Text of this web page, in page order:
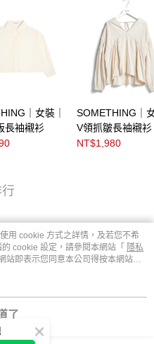
｜女裝｜
長袖襯衫
SOMETHING｜
V領抓皺長袖襯衫
NT$1,980
用 cookie 方式之詳情，及若您不希
cookie 設定，請參閱本網站「 隱私
站即表示您同意本公司得按本網站使
了